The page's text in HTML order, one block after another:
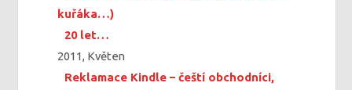
kuřáka…)
20 let…
2011, Květen
Reklamace Kindle – čeští obchodníci,